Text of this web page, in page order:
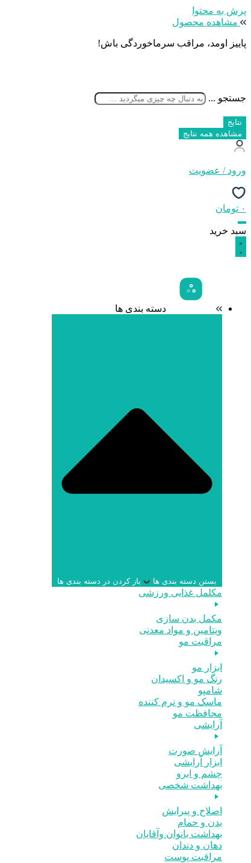
پرش به محتوا
مشاهده محصول
پاییز اومد، مراقب سرماخوردگی باش!
جستجو ...
نتایج
مشاهده همه نتایج
ورود / عضویت
۰ تومان
سبد خرید
دسته بندی ها
بستن دسته بندی ها باز کردن در دسته بندی ها
مکلمل غذایی ورزشی
مکمل بدن سازی
ویتامین و مواد معدنی
مراقبت مو
ابزار مو
رنگ مو و اکسیدان
شامپو
ماسک مو و نرم کننده
محافظت مو
آرایشی
آرایش صورت
ابزار آرایشی
چشم و ابرو
بهداشت شخصی
اصلاح و پیرایش
بدن و حمام
بهداشت بانوان وآقایان
دهان و دندان
مراقبت پوست